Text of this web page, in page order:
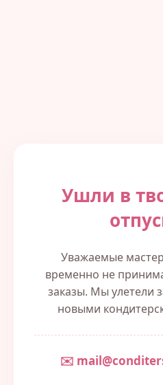
Ушли в
Уважаемые
временно не
заказы. Мы улетели
новыми
✉️